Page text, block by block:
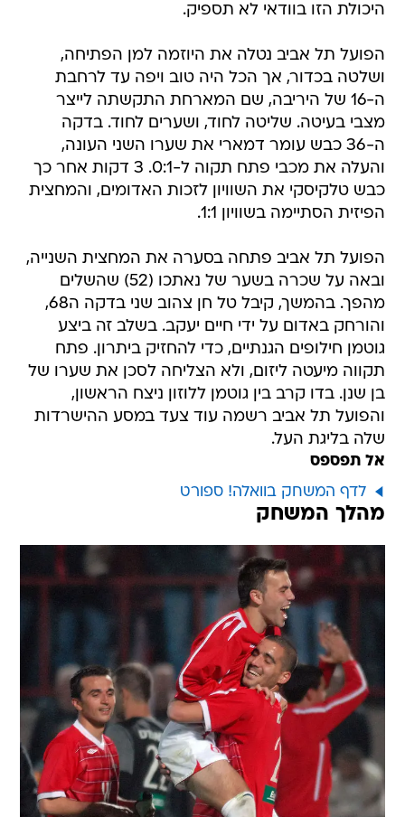
היכולת הזו בוודאי לא תספיק.
הפועל תל אביב נטלה את היוזמה למן הפתיחה,
ושלטה בכדור, אך הכל היה טוב ויפה עד לרחבת
ה-16 של היריבה, שם המארחת התקשתה לייצר
מצבי בעיטה. שליטה לחוד, ושערים לחוד. בדקה
ה-36 כבש עומר דמארי את שערו השני העונה,
והעלה את מכבי פתח תקוה ל-0:1. 3 דקות אחר כך
כבש טלקיסקי את השוויון לזכות האדומים, והמחצית
הפיזית הסתיימה בשוויון 1:1.
הפועל תל אביב פתחה בסערה את המחצית השנייה,
ובאה על שכרה בשער של נאתכו (52) שהשלים
מהפך. בהמשך, קיבל טל חן צהוב שני בדקה ה68,
והורחק באדום על ידי חיים יעקב. בשלב זה ביצע
גוטמן חילופים הגנתיים, כדי להחזיק ביתרון. פתח
תקווה מיעטה ליזום, ולא הצליחה לסכן את שערו של
בן שנן. בדו קרב בין גוטמן ללוזון ניצח הראשון,
והפועל תל אביב רשמה עוד צעד במסע ההישרדות
שלה בליגת העל.
אל תפספס
לדף המשחק בוואלה! ספורט
מהלך המשחק